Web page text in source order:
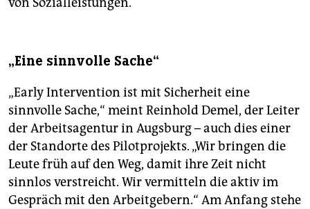
„Eine sinnvolle Sache“
„Early Intervention ist mit Sicherheit eine
sinnvolle Sache,“ meint Reinhold Demel, der Leiter
der Arbeitsagentur in Augsburg – auch dies einer
der Standorte des Pilotprojekts. „Wir bringen die
Leute früh auf den Weg, damit ihre Zeit nicht
sinnlos verstreicht. Wir vermitteln die aktiv im
Gespräch mit den Arbeitgebern.“ Am Anfang stehe